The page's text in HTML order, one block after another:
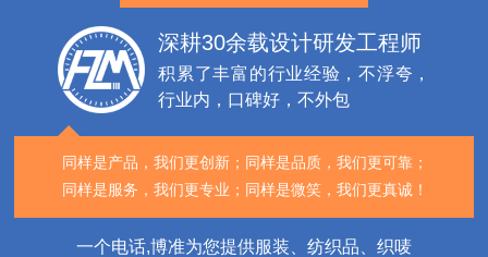
深耕30余载设计研发工程师
积累了丰富的行业经验，不浮夸，
行业内，口碑好，不外包
同样是产品，我们更创新； 同样是品质，我们更可靠；
同样是服务，我们更专业； 同样是微笑，我们更真诚！
一个电话,博准为您提供服装、纺织品、织唛